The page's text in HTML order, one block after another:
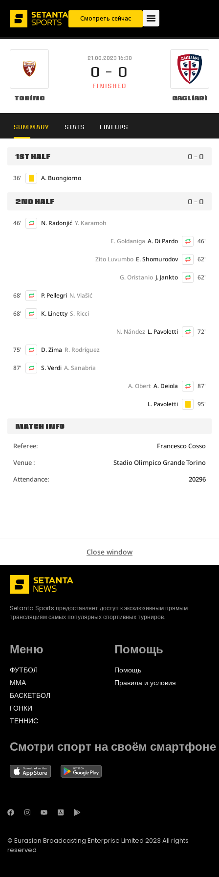
Смотреть сейчас
Torino
21.08.2023 16:30
0 - 0
FINISHED
Cagliari
SUMMARY STATS LINEUPS
1ST HALF 0 - 0
36' A. Buongiorno
2ND HALF 0 - 0
46' N. Radonjić Y. Karamoh
46'
A. Di Pardo
E. Goldaniga
62'
E. Shomurodov
Zito Luvumbo
62'
J. Jankto
G. Oristanio
68' P. Pellegri N. Vlašić
68' K. Linetty S. Ricci
72'
L. Pavoletti
N. Nández
75' D. Zima R. Rodríguez
87' S. Verdi A. Sanabria
87'
A. Deiola
A. Obert
95'
L. Pavoletti
MATCH INFO
Referee:
Francesco Cosso
Venue :
Stadio Olimpico Grande Torino
Attendance:
20296
Close window
Setanta Sports предоставляет доступ к эксклюзивным прямым
трансляциям самых популярных спортивных турниров.
Меню
ФУТБОЛ
ММА
БАСКЕТБОЛ
ГОНКИ
ТЕННИС
Помощь
Помощь
Правила и условия
Смотри спорт на своём смартфоне
© Eurasian Broadcasting Enterprise Limited 2023 All rights
reserved